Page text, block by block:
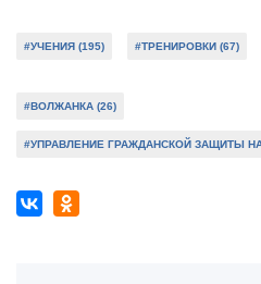
#УЧЕНИЯ (195) #ТРЕНИРОВКИ (67)
#ВОЛЖАНКА (26)
#УПРАВЛЕНИЕ ГРАЖДАНСКОЙ ЗАЩИТЫ